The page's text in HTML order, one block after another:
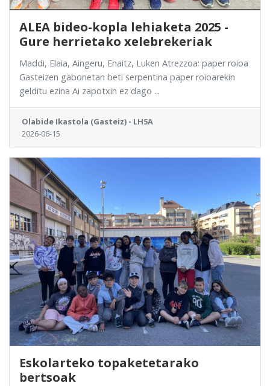
ALEA bideo-kopla lehiaketa 2025 -
Gure herrietako xelebrekeriak
Maddi, Elaia, Aingeru, Enaitz, Luken Atrezzoa: paper roioa
Gasteizen gabonetan beti serpentina paper roioarekin
gelditu ezina Ai zapotxin ez dago ...
Olabide Ikastola (Gasteiz) - LH5A
2026-06-15
Eskolarteko topaketetarako
bertsoak